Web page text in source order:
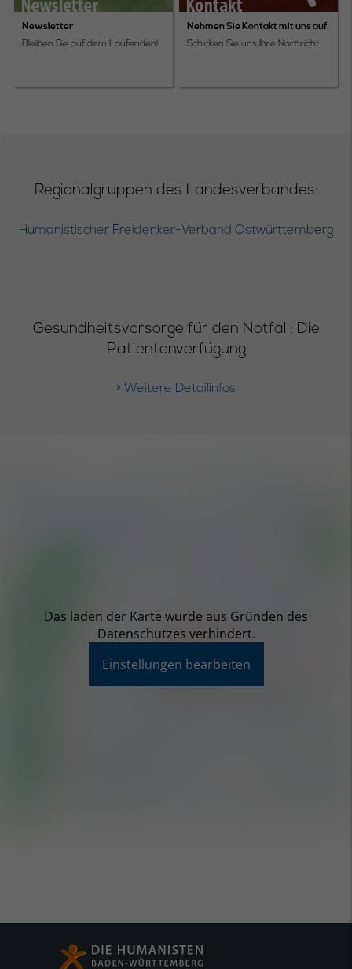
Newsletter
Bleiben Sie auf dem Laufenden!
Nehmen Sie Kontakt mit uns auf
Schicken Sie uns Ihre Nachricht
Regionalgruppen des Landesverbandes:
Humanistischer Freidenker-Verband Ostwürttemberg
Gesundheitsvorsorge für den Notfall: Die
Patientenverfügung
» Weitere Detailinfos
Das laden der Karte wurde aus Gründen des
Datenschutzes verhindert.
Einstellungen bearbeiten